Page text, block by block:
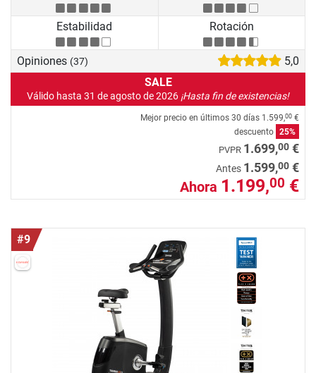
Estabilidad Rotación
Opiniones (37)
5,0
SALE
Válido hasta 31 de agosto de 2026 ¡Hasta fin de existencias!
Mejor precio en últimos 30 días 1.599,00 €
descuento 25%
PVPR 1.699,00 €
Antes 1.599,00 €
Ahora 1.199,00 €
#9